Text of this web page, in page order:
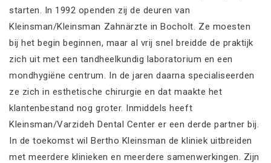
starten. In 1992 openden zij de deuren van
Kleinsman/Kleinsman Zahnärzte in Bocholt. Ze moesten
bij het begin beginnen, maar al vrij snel breidde de praktijk
zich uit met een tandheelkundig laboratorium en een
mondhygiëne centrum. In de jaren daarna specialiseerden
ze zich in esthetische chirurgie en dat maakte het
klantenbestand nog groter. Inmiddels heeft
Kleinsman/Varzideh Dental Center er een derde partner bij.
In de toekomst wil Bertho Kleinsman de kliniek uitbreiden
met meerdere klinieken en meerdere samenwerkingen. Zijn